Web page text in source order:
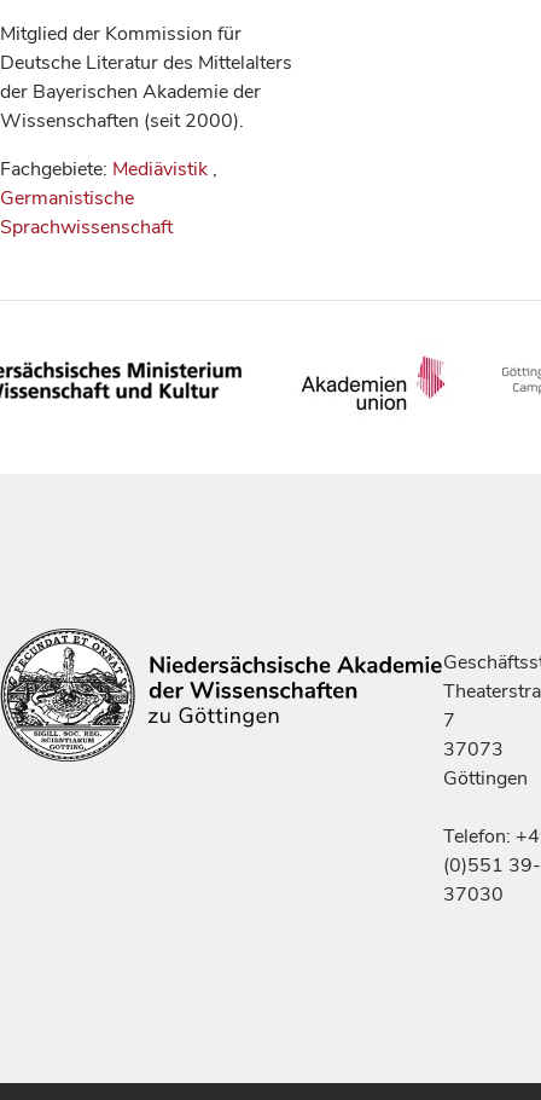
Mitglied der Kommission für
Deutsche Literatur des Mittelalters
der Bayerischen Akademie der
Wissenschaften (seit 2000).
Fachgebiete: Mediävistik ,
Germanistische
Sprachwissenschaft
7
37073
Göttingen
Telefon:
(0)551 39-
37030